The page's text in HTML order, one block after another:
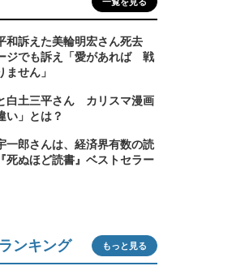
和訴えた美輪明宏さん死去
ジでも訴え「愛があれば 戦
せん」
白土三平さん カリスマ漫画
い」とは？
一郎さんは、経済界有数の読
ぬほど読書』ベストセラー
ンキング もっと見る